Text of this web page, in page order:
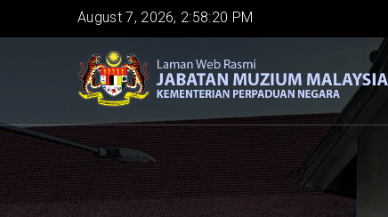
to
August 7, 2026, 2:58:21 PM